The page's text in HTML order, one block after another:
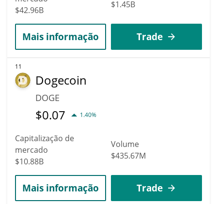
$42.96B
$1.45B
Mais informação Trade
11
Dogecoin
DOGE
$0.07 1.40%
Capitalização de
mercado
$10.88B
Volume
$435.67M
Mais informação Trade